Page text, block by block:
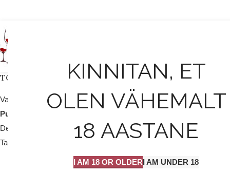
KINNITAN, ET
OLEN VÄHEMALT
18 AASTANE
I AM 18 OR OLDERI AM UNDER 18
TOOTEKATEGOORIAD
Valge vein / mull 25
Punane vein
Dessert vein 9
Tarvikud